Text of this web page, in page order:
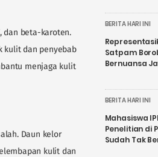
dan beta-karoten.
kulit dan penyebab
menjaga kulit
Daun kelor
kulit dan
BERITA HARI INI
Satpam
Bernuansa
BERITA HARI INI
Mahasiswa
Penelitian di
Sudah Tak